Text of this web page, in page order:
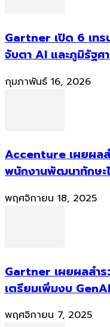
Gartner เปิด 6 เท
จับตา AI และภูมิรัฐศ
กุมภาพันธ์ 16, 2026
Accenture เผยผลส
พนักงานพัฒนาทักษะ
พฤศจิกายน 18, 2025
Gartner เผยผลสำ
เตรียมเพิ่มงบ
พฤศจิกายน 7, 2025